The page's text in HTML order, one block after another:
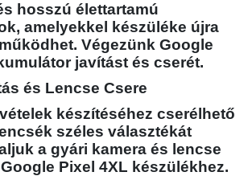
hosszú élettartamú
amelyekkel készüléke újra
Végezünk Google
javítást és cserét.
és Lencse Csere
készítéséhez cserélhető
széles választékát
a gyári kamera és lencse
Pixel 4XL készülékhez.